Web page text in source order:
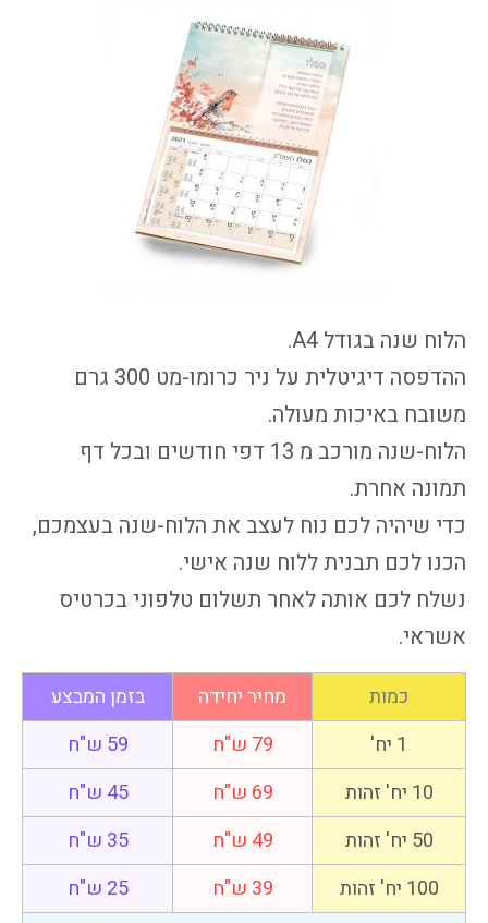
הלוח שנה בגודל A4.
ההדפסה דיגיטלית על ניר כרומו-מט 300 גרם
משובח באיכות מעולה.
הלוח-שנה מורכב מ 13 דפי חודשים ובכל דף
תמונה אחרת.
כדי שיהיה לכם נוח לעצב את הלוח-שנה בעצמכם,
הכנו לכם תבנית ללוח שנה אישי.
נשלח לכם אותה לאחר תשלום טלפוני בכרטיס
אשראי.
כמות מחיר יחידה
בזמן המבצע
1 יח'
79 ש"ח
59 ש"ח
10 יח' זהות
69 ש"ח
45 ש"ח
50 יח' זהות
49 ש"ח
35 ש"ח
100 יח' זהות
39 ש"ח
25 ש"ח